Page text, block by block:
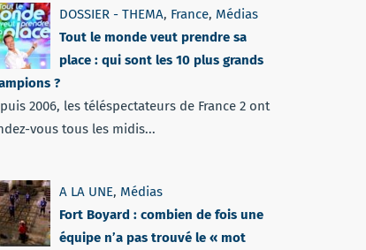
DOSSIER - THEMA, France, Médias
Tout le monde veut prendre sa
place : qui sont les 10 plus grands
?
2006, les téléspectateurs de France 2 ont
vous tous les midis...
A LA UNE, Médias
Fort Boyard : combien de fois une
équipe n’a pas trouvé le « mot